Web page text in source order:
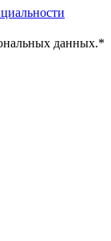
данных.*